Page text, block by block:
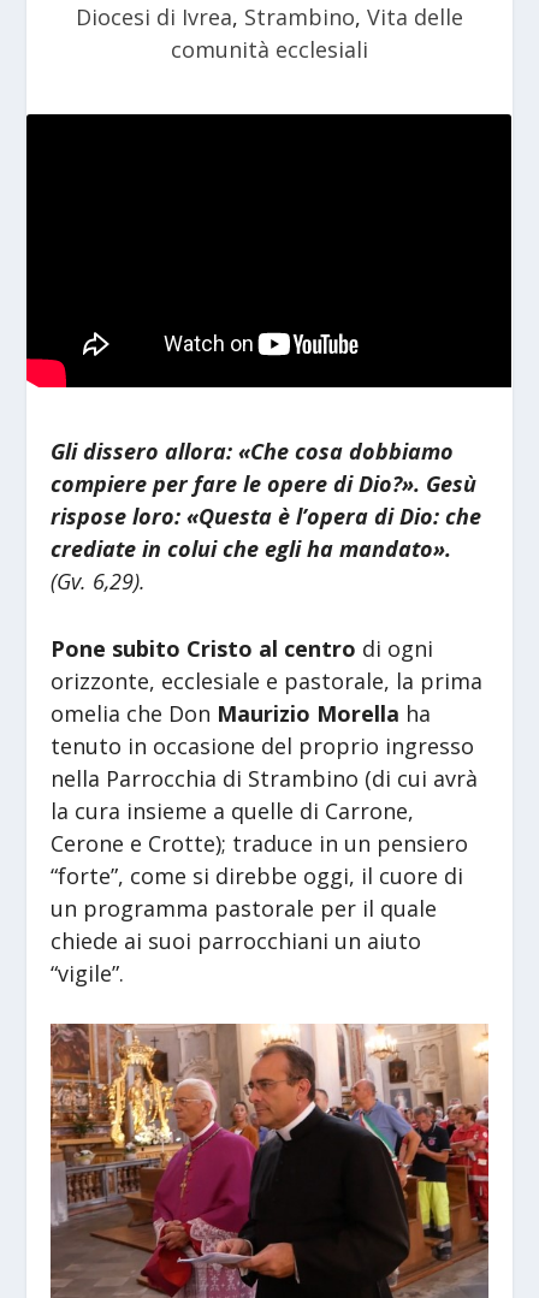
Diocesi di Ivrea, Strambino, Vita delle
comunità ecclesiali
Gli dissero allora: «Che cosa dobbiamo
compiere per fare le opere di Dio?». Gesù
rispose loro: «Questa è l’opera di Dio: che
crediate in colui che egli ha mandato».
(Gv. 6,29).
Pone subito Cristo al centro di ogni
orizzonte, ecclesiale e pastorale, la prima
omelia che Don Maurizio Morella ha
tenuto in occasione del proprio ingresso
nella Parrocchia di Strambino (di cui avrà
la cura insieme a quelle di Carrone,
Cerone e Crotte); traduce in un pensiero
“forte”, come si direbbe oggi, il cuore di
un programma pastorale per il quale
chiede ai suoi parrocchiani un aiuto
“vigile”.